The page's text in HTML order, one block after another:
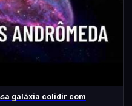
galáxia colidir com